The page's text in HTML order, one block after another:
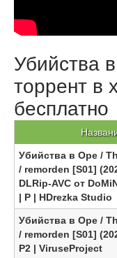
Убийства
торрент в
бесплатно
Убийства в Оре /
/ remorden [S01]
DLRip-AVC от
| P | HDrezka Studio
Убийства в Оре /
/ remorden [S01]
P2 | ViruseProject